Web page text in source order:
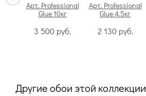
Арт. Professional
Glue 10кг
3 500 руб.
Арт. Professional
Glue 4.5кг
2 130 руб.
Другие обои этой коллекции